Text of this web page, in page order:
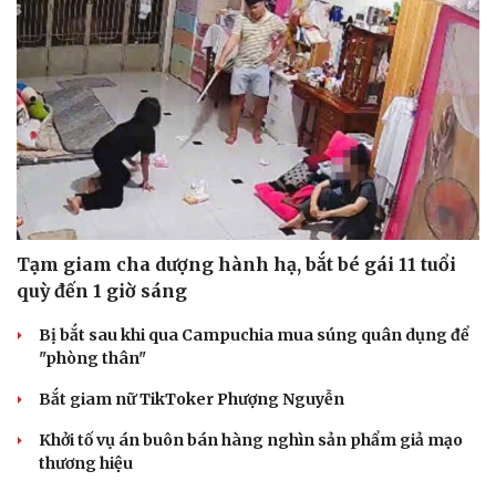
Tạm giam cha dượng hành hạ, bắt bé gái 11 tuổi
quỳ đến 1 giờ sáng
Bị bắt sau khi qua Campuchia mua súng quân dụng để
"phòng thân"
Bắt giam nữ TikToker Phượng Nguyễn
Khởi tố vụ án buôn bán hàng nghìn sản phẩm giả mạo
thương hiệu